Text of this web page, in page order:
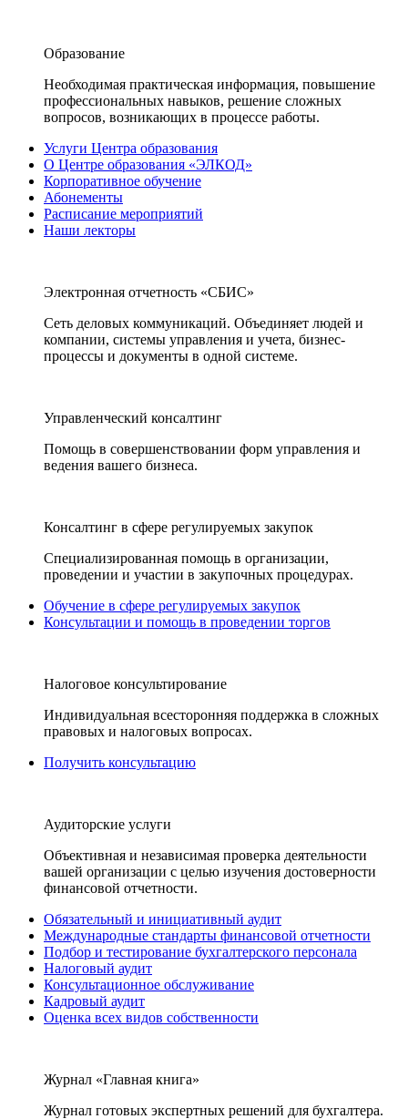
Образование
Необходимая практическая информация, повышение
профессиональных навыков, решение сложных
вопросов, возникающих в процессе работы.
Услуги Центра образования
О Центре образования «ЭЛКОД»
Корпоративное обучение
Абонементы
Расписание мероприятий
Наши лекторы
Электронная отчетность «СБИС»
Сеть деловых коммуникаций. Объединяет людей и
компании, системы управления и учета, бизнес-
процессы и документы в одной системе.
Управленческий консалтинг
Помощь в совершенствовании форм управления и
ведения вашего бизнеса.
Консалтинг в сфере регулируемых закупок
Специализированная помощь в организации,
проведении и участии в закупочных процедурах.
Обучение в сфере регулируемых закупок
Консультации и помощь в проведении торгов
Налоговое консультирование
Индивидуальная всесторонняя поддержка в сложных
правовых и налоговых вопросах.
Получить консультацию
Аудиторские услуги
Объективная и независимая проверка деятельности
вашей организации с целью изучения достоверности
финансовой отчетности.
Обязательный и инициативный аудит
Международные стандарты финансовой отчетности
Подбор и тестирование бухгалтерского персонала
Налоговый аудит
Консультационное обслуживание
Кадровый аудит
Оценка всех видов собственности
Журнал «Главная книга»
Журнал готовых экспертных решений для бухгалтера.